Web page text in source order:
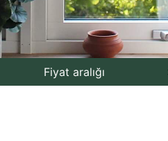
Fiyat aralığı